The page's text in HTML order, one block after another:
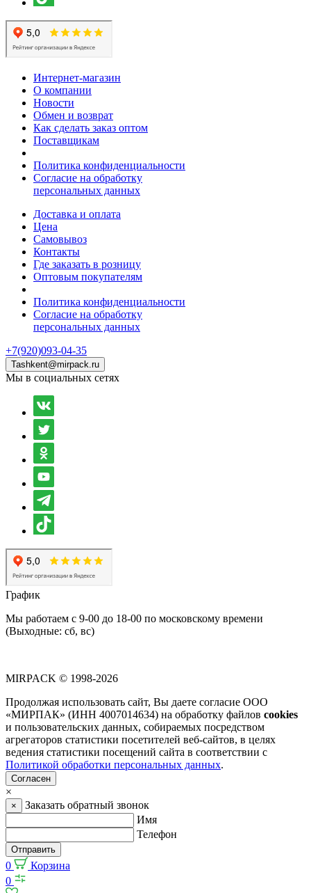
Интернет-магазин
О компании
Новости
Обмен и возврат
Как сделать заказ оптом
Поставщикам
Политика конфиденциальности
Согласие на обработку
персональных данных
Доставка и оплата
Цена
Самовывоз
Контакты
Где заказать в розницу
Оптовым покупателям
Политика конфиденциальности
Согласие на обработку
персональных данных
+7(920)093-04-35
Tashkent@mirpack.ru
Мы в социальных сетях
График
Мы работаем с 9-00 до 18-00 по московскому времени
(Выходные: сб, вс)
MIRPACK © 1998-2026
Продолжая использовать сайт, Вы даете согласие ООО
«МИРПАК» (ИНН 4007014634) на обработку файлов cookies
и пользовательских данных, собираемых посредством
агрегаторов статистики посетителей веб-сайтов, в целях
ведения статистики посещений сайта в соответствии с
Политикой обработки персональных данных.
Согласен
×
×
Заказать обратный звонок
Имя
Телефон
Отправить
0
Корзина
0